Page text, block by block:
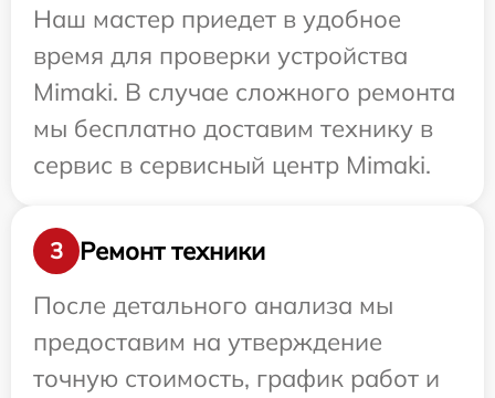
Наш мастер приедет в удобное
время для проверки устройства
Mimaki. В случае сложного ремонта
мы бесплатно доставим технику в
сервис в сервисный центр Mimaki.
3
Ремонт техники
После детального анализа мы
предоставим на утверждение
точную стоимость, график работ и